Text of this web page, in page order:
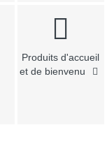
Produits d'accueil
et de bienvenu